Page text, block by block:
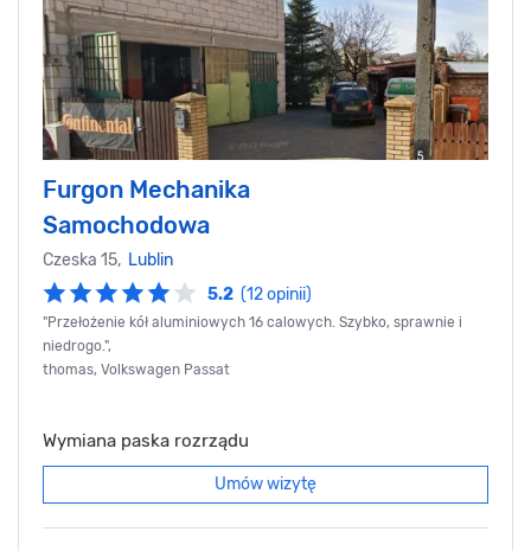
Furgon Mechanika
Samochodowa
Czeska 15, Lublin
5.2 (12 opinii)
"Przełożenie kół aluminiowych 16 calowych. Szybko, sprawnie i
niedrogo.",
thomas, Volkswagen Passat
Wymiana paska rozrządu
Umów wizytę